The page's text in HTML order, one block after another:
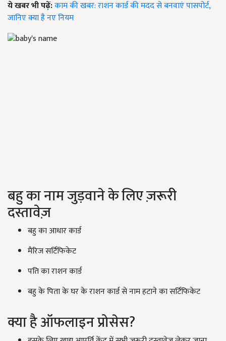
ये खबर भी पढ़ें:काम की खबर: राशन कार्ड की मदद से बनवाएं पासपोर्ट,
जानिए क्या है नए नियम
बहु का नाम जुड़वाने के लिए ज़रूरी
दस्तावेज़
बहु का आधार कार्ड
मैरिज सर्टिफिकेट
पति का राशन कार्ड
बहु के पिता के घर के राशन कार्ड से नाम हटाने का सर्टिफिकेट
क्या है ऑफलाइन प्रोसेस?